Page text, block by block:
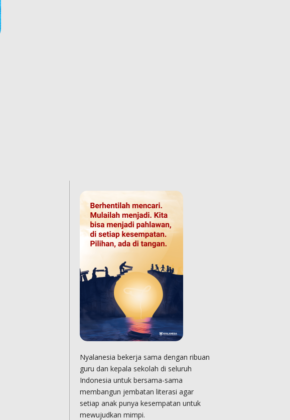
Nyalanesia bekerja sama dengan ribuan
guru dan kepala sekolah di seluruh
Indonesia untuk bersama-sama
membangun jembatan literasi agar
setiap anak punya kesempatan untuk
mewujudkan mimpi.